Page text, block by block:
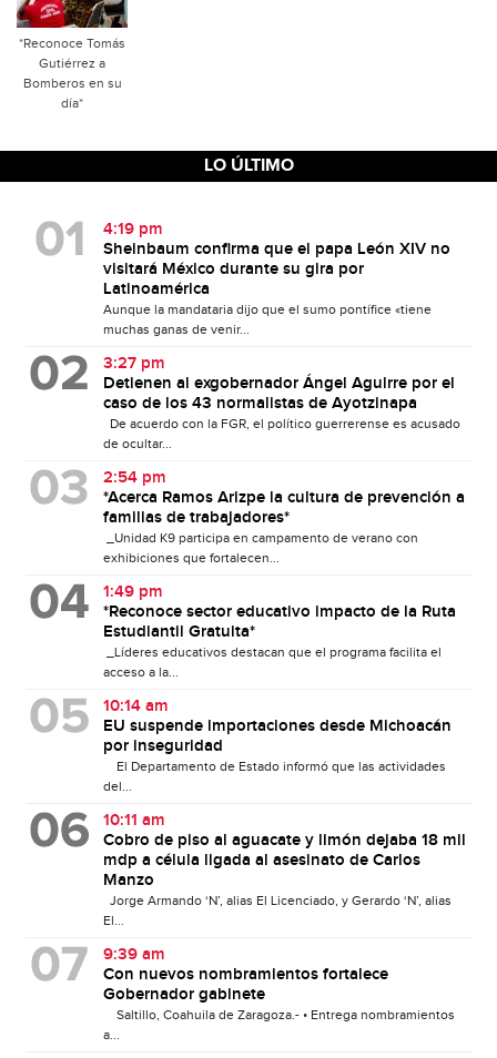
*Reconoce Tomás
Gutiérrez a
Bomberos en su
día*
LO ÚLTIMO
4:19 pm
Sheinbaum confirma que el papa León XIV no
visitará México durante su gira por
Latinoamérica
Aunque la mandataria dijo que el sumo pontífice «tiene
muchas ganas de venir...
3:27 pm
Detienen al exgobernador Ángel Aguirre por el
caso de los 43 normalistas de Ayotzinapa
De acuerdo con la FGR, el político guerrerense es acusado
de ocultar...
2:54 pm
*Acerca Ramos Arizpe la cultura de prevención a
familias de trabajadores*
_Unidad K9 participa en campamento de verano con
exhibiciones que fortalecen...
1:49 pm
*Reconoce sector educativo impacto de la Ruta
Estudiantil Gratuita*
_Líderes educativos destacan que el programa facilita el
acceso a la...
10:14 am
EU suspende importaciones desde Michoacán
por inseguridad
El Departamento de Estado informó que las actividades
del...
10:11 am
Cobro de piso al aguacate y limón dejaba 18 mil
mdp a célula ligada al asesinato de Carlos
Manzo
Jorge Armando ‘N’, alias El Licenciado, y Gerardo ‘N’, alias
El...
9:39 am
Con nuevos nombramientos fortalece
Gobernador gabinete
Saltillo, Coahuila de Zaragoza.- • Entrega nombramientos
a...